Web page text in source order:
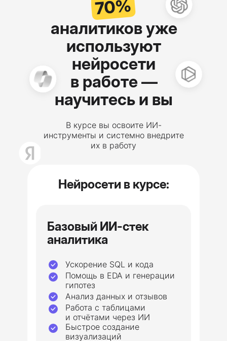
Нейросети в курсе:
В курсе вы освоите ИИ-
инструменты и системно внедрите
их в работу
70%
аналитиков уже
используют
нейросети
в работе —
научитесь и вы
Ускорение SQL и кода
Помощь в EDA и генерации
гипотез
Анализ данных и отзывов
Работа с таблицами
и отчётами через ИИ
Быстрое создание
визуализаций
Базовый ИИ-стек
аналитика